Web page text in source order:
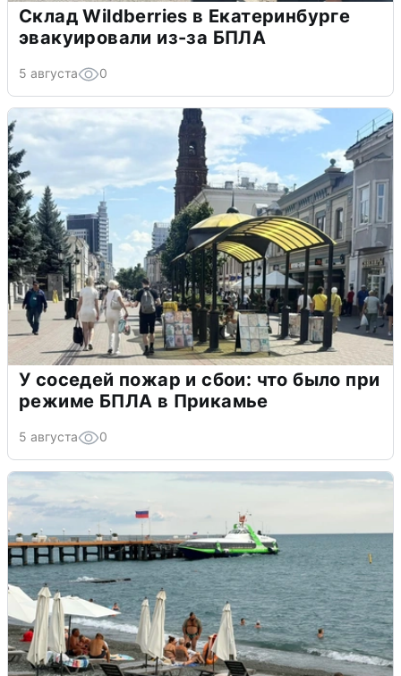
Склад Wildberries в Екатеринбурге
эвакуировали из-за БПЛА
5 августа 0
У соседей пожар и сбои: что было при
режиме БПЛА в Прикамье
5 августа 0